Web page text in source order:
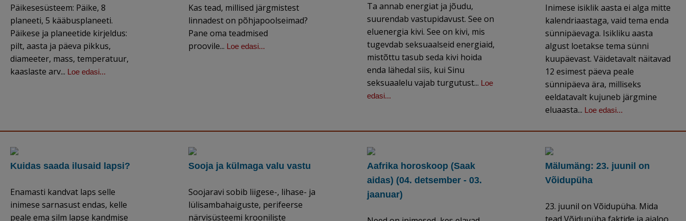
Päikesesüsteem: Päike, 8
planeeti, 5 kääbusplaneeti.
Päikese ja planeetide kirjeldus:
pilt, aasta ja päeva pikkus,
diameeter, mass, temperatuur,
kaaslaste arv... Loe edasi...
Kas tead, millised järgmistest
linnadest on põhjapoolseimad?
Pane oma teadmised
proovile... Loe edasi...
Ta annab energiat ja jõudu,
suurendab vastupidavust. See on
eluenergia kivi. See on kivi, mis
tugevdab seksuaalseid energiaid,
mistõttu tasub seda kivi hoida
enda lähedal siis, kui Sinu
seksuaalelu vajab turgutust... Loe
edasi...
Inimese isiklik aasta ei alga mitte
kalendriaastaga, vaid tema enda
sünnipäevaga. Isikliku aasta
algust loetakse tema sünni
kuupäevast. Väidetavalt näitavad
12 esimest päeva peale
sünnipäeva ära, milliseks
eeldatavalt kujuneb järgmine
eluaasta... Loe edasi...
Kuidas saada ilusaid lapsi?
Enamasti kandvat laps selle
inimese sarnasust endas, kelle
peale ema silm lapse kandmise
Sooja ja külmaga valu vastu
Soojaravi sobib liigese-, lihase- ja
lülisambahaiguste, perifeerse
närvisüsteemi krooniliste
Aafrika horoskoop (Saak
aidas) (04. detsember - 03.
jaanuar)
Mälumäng: 23. juunil on
Võidupüha
23. juunil on Võidupüha. Mida